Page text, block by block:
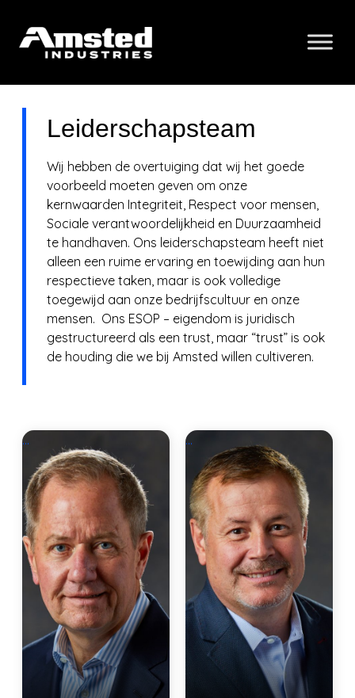
Leiderschapsteam
Wij hebben de overtuiging dat wij het goede
voorbeeld moeten geven om onze
kernwaarden Integriteit, Respect voor mensen,
Sociale verantwoordelijkheid en Duurzaamheid
te handhaven. Ons leiderschapsteam heeft niet
alleen een ruime ervaring en toewijding aan hun
respectieve taken, maar is ook volledige
toegewijd aan onze bedrijfscultuur en onze
mensen. Ons ESOP – eigendom is juridisch
gestructureerd als een trust, maar “trust” is ook
de houding die we bij Amsted willen cultiveren.
... ...